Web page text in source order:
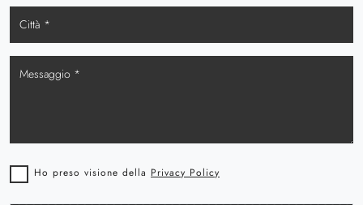
Ho preso visione della Privacy Policy